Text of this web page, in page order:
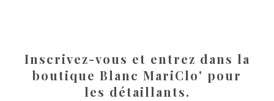
Inscrivez-vous et entrez dans la
boutique Blanc MariClo' pour
les détaillants.